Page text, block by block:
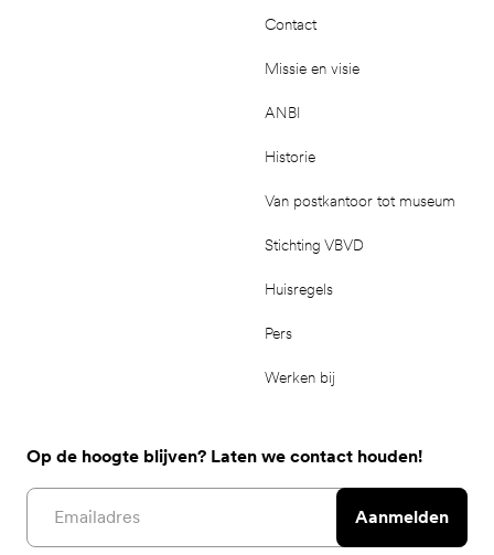
Contact
Missie en visie
ANBI
Historie
Van postkantoor tot museum
Stichting VBVD
Huisregels
Pers
Werken bij
Op de hoogte blijven? Laten we contact houden!
Email address
Aanmelden